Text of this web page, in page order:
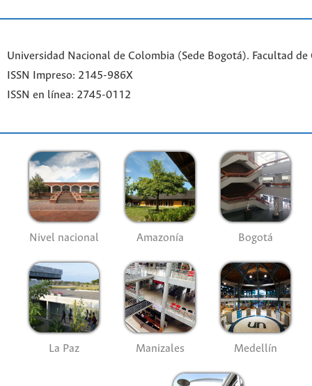
Universidad Nacional de Colombia (Sede Bogotá). Facultad de
ISSN Impreso: 2145-986X
ISSN en línea: 2745-0112
Nivel nacional Amazonía Bogotá
La Paz Manizales Medellín